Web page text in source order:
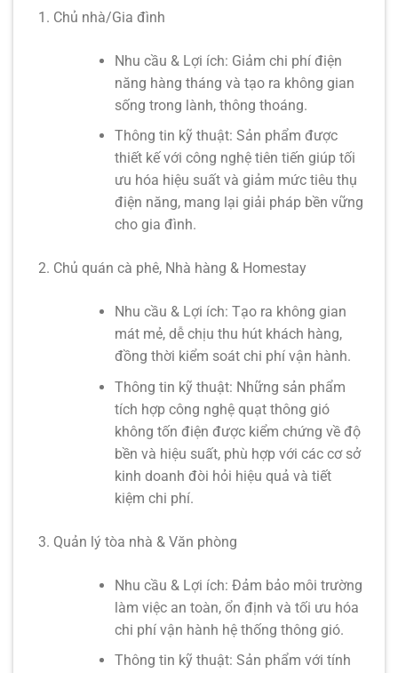
Chủ nhà/Gia đình
Nhu cầu & Lợi ích: Giảm chi phí điện
năng hàng tháng và tạo ra không gian
sống trong lành, thông thoáng.
Thông tin kỹ thuật: Sản phẩm được
thiết kế với công nghệ tiên tiến giúp tối
ưu hóa hiệu suất và giảm mức tiêu thụ
điện năng, mang lại giải pháp bền vững
cho gia đình.
Chủ quán cà phê, Nhà hàng & Homestay
Nhu cầu & Lợi ích: Tạo ra không gian
mát mẻ, dễ chịu thu hút khách hàng,
đồng thời kiểm soát chi phí vận hành.
Thông tin kỹ thuật: Những sản phẩm
tích hợp công nghệ quạt thông gió
không tốn điện được kiểm chứng về độ
bền và hiệu suất, phù hợp với các cơ sở
kinh doanh đòi hỏi hiệu quả và tiết
kiệm chi phí.
Quản lý tòa nhà & Văn phòng
Nhu cầu & Lợi ích: Đảm bảo môi trường
làm việc an toàn, ổn định và tối ưu hóa
chi phí vận hành hệ thống thông gió.
Thông tin kỹ thuật: Sản phẩm với tính